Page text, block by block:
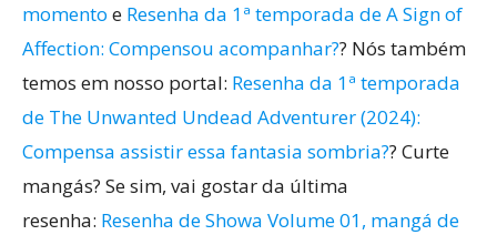
momento e Resenha da 1ª temporada de A Sign of
Affection: Compensou acompanhar?? Nós também
temos em nosso portal: Resenha da 1ª temporada
de The Unwanted Undead Adventurer (2024):
Compensa assistir essa fantasia sombria?? Curte
mangás? Se sim, vai gostar da última
resenha: Resenha de Showa Volume 01, mangá de